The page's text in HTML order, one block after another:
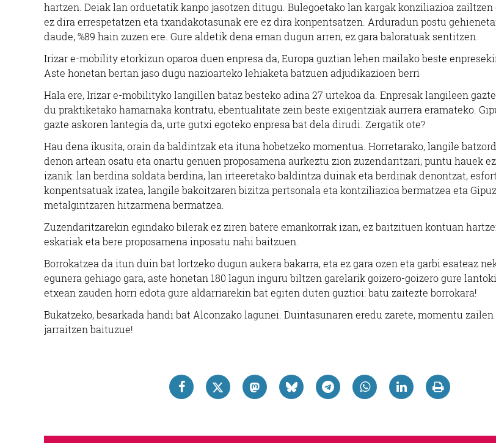
hartzen. Deiak lan orduetatik kanpo jasotzen ditugu. Bulegoetako lan kargak konziliazioa zailtzen
ez dira errespetatzen eta txandakotasunak ere ez dira konpentsatzen. Arduradun postu
daude, %89 hain zuzen ere. Gure aldetik dena eman dugun arren, ez gara baloratuak sentitzen.
Irizar e-mobility etorkizun oparoa duen enpresa da, Europa guztian lehen mailako beste
Aste honetan bertan jaso dugu nazioarteko lehiaketa batzuen adjudikazioen berri
Hala ere, Irizar e-mobilityko langillen bataz besteko adina 27 urtekoa da. Enpresak langileen
du praktiketako hamarnaka kontratu, ebentualitate zein beste exigentziak aurrera eramateko.
gazte askoren lantegia da, urte gutxi egoteko enpresa bat dela dirudi. Zergatik ote?
Hau dena ikusita, orain da baldintzak eta ituna hobetzeko momentua. Horretarako, langile
denon artean osatu eta onartu genuen proposamena aurkeztu zion zuzendaritzari, puntu hauek
izanik: lan berdina soldata berdina, lan irteeretako baldintza duinak eta berdinak denontzat,
konpentsatuak izatea, langile bakoitzaren bizitza pertsonala eta kontziliazioa bermatzea eta
metalgintzaren hitzarmena bermatzea.
Zuzendaritzarekin egindako bilerak ez ziren batere emankorrak izan, ez baitzituen kontuan
eskariak eta bere proposamena inposatu nahi baitzuen.
Borrokatzea da itun duin bat lortzeko dugun aukera bakarra, eta ez gara ozen eta garbi esateaz
egunera gehiago gara, aste honetan 180 lagun inguru biltzen garelarik goizero-goizero gure
etxean zauden horri edota gure aldarriarekin bat egiten duten guztioi: batu zaitezte borrokara!
Bukatzeko, besarkada handi bat Alconzako lagunei. Duintasunaren eredu zarete, momentu
jarraitzen baituzue!